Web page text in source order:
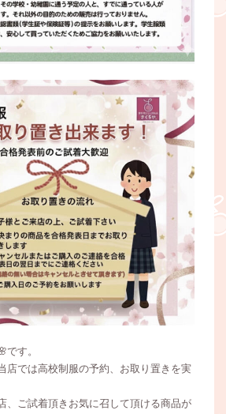
です。
店では高校制服の予約、お取り置きを実
、ご試着頂きお気に召して頂ける商品が